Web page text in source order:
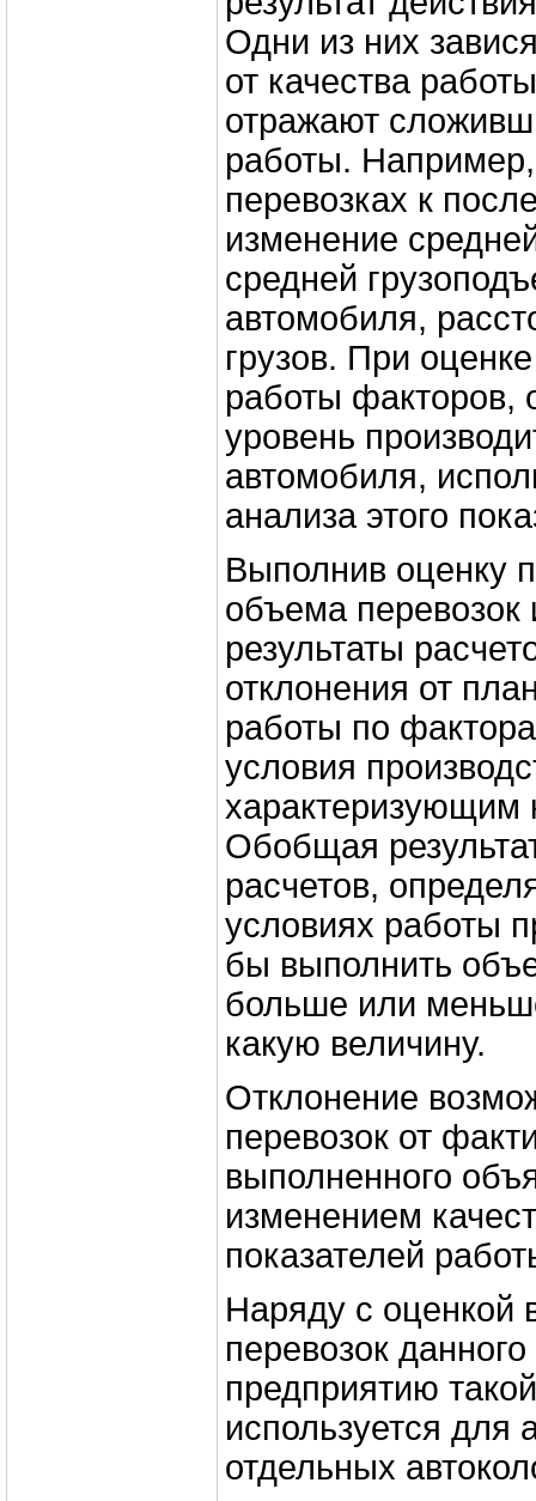
Одни из них
от качества
отражают
работы.
перевозках к
изменение
средней
автомобиля,
грузов. При
работы факторов,
уровень
автомобиля,
анализа этого
Выполнив оценку
объема перевозок
результаты
отклонения от
работы по
условия
характеризующим
Обобщая
расчетов,
условиях работы
бы выполнить
больше или
какую величину.
Отклонение
перевозок от
выполненного
изменением
показателей
Наряду с оценкой
перевозок
предприятию
используется для
отдельных